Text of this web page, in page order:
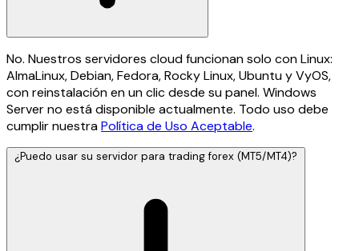
No. Nuestros servidores cloud funcionan solo con Linux:
AlmaLinux, Debian, Fedora, Rocky Linux, Ubuntu y VyOS,
con reinstalación en un clic desde su panel. Windows
Server no está disponible actualmente. Todo uso debe
cumplir nuestraPolítica de Uso Aceptable.
¿Puedo usar su servidor para trading forex (MT5/MT4)?